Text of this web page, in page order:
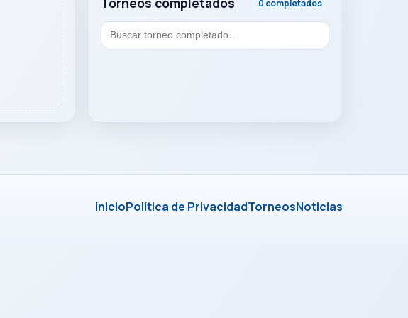
0 completados
InicioPolítica de PrivacidadTorneosNoticias